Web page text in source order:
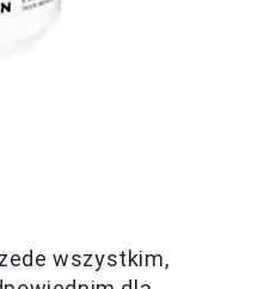
wszystkim,